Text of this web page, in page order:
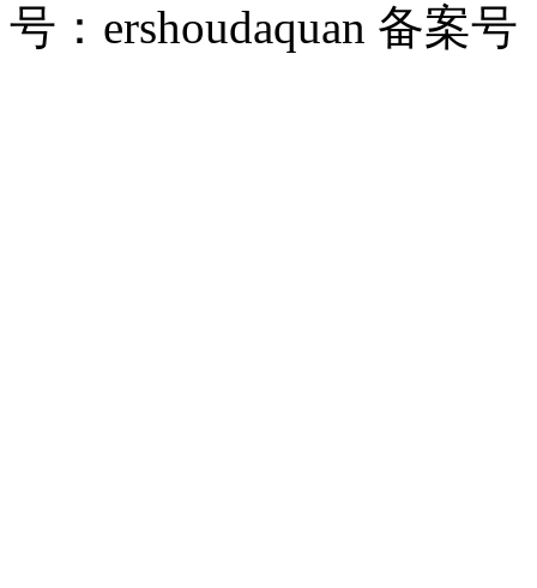
号：ershoudaquan 备案